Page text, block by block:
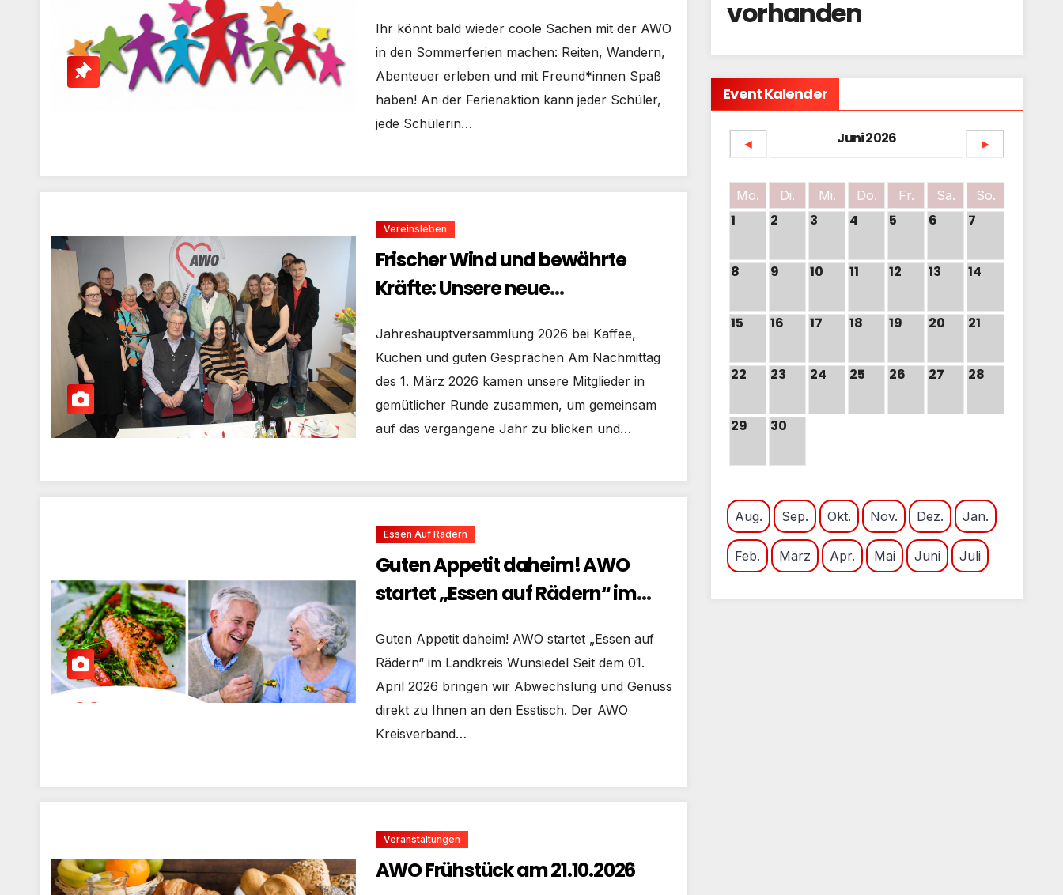
Ihr könnt bald wieder coole Sachen mit der AWO
in den Sommerferien machen: Reiten, Wandern,
Abenteuer erleben und mit Freund*innen Spaß
haben! An der Ferienaktion kann jeder Schüler,
jede Schülerin…
Vereinsleben
Frischer Wind und bewährte
Kräfte: Unsere neue
Jahreshauptversammlung 2026 bei Kaffee,
Kuchen und guten Gesprächen Am Nachmittag
des 1. März 2026 kamen unsere Mitglieder in
gemütlicher Runde zusammen, um gemeinsam
auf das vergangene Jahr zu blicken und…
Essen Auf Rädern
Guten Appetit daheim! AWO
startet „Essen auf Rädern“ im
Guten Appetit daheim! AWO startet „Essen auf
Rädern“ im Landkreis Wunsiedel Seit dem 01.
April 2026 bringen wir Abwechslung und Genuss
direkt zu Ihnen an den Esstisch. Der AWO
Kreisverband…
Veranstaltungen
AWO Frühstück am 21.10.2026
vorhanden
Event Kalender
◄ Juni 2026 ►
Mo. Di. Mi. Do. Fr. Sa. So.
1 2 3 4 5 6 7
8 9 10 11 12 13 14
15 16 17 18 19 20 21
22 23 24 25 26 27 28
29 30
Aug. Sep. Okt. Nov. Dez. Jan.
Feb. März Apr. Mai Juni Juli